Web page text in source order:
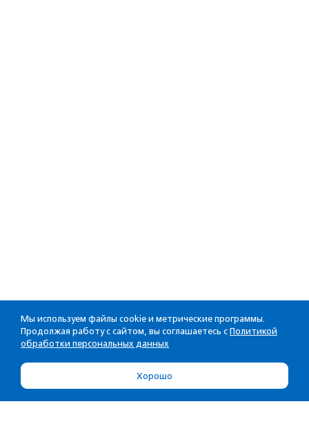
Мы используем файлы cookie и метрические программы.
Продолжая работу с сайтом, вы соглашаетесь с Политикой
обработки персональных данных
Хорошо